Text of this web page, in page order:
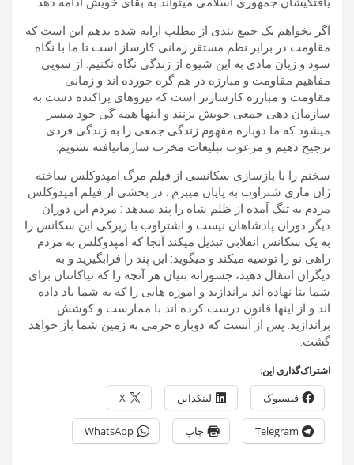
اگر بخواهم یک جمع بندی از مطلب ارایه شده بدهم این است که
مقاومت در برابر نظم مستقر زمانی کارساز است تا ما با نگاه
سود و زیان مادی به این شیوه از زندگی نگاه نکنیم. از سویی
مفاهیم مقاومت و مبارزه در هم گره خورده اند و زمانی
مقاومت و مبارزه کارسازتر است که نیروهای پراکنده دست به
سازمان دهی جمعی خویش بزنند و اینها همه گی خود میسر
میشود که ما دوباره مفهوم زندگی جمعی را به زندگی فردی
ترجیح دهیم و مرعوب تبلیغات مخرب سازمانیافته نشویم.
سخنم را با بازسازی سکانسی از فیلم مرگ امپدوکلس ساخته
ژان ماری شتراوب به پایان میبرم . در بخشی از فیلم امپدوکلس
مردم به تنگ آمده از ظلم شاه را پند میدهد : مردم این دوران
دیگر دوران پادشاهان نیست و اشتراوب با زیرکی این سکانس را
به یک سکانس انقلابی تبدیل میکند آنجا که امپدوکلس به مردم
راهی نو را توصیه میکند و میگوید: این پند را فرابگیرید و به
دیگران انتقال دهید، جسورانه بنیان هر آنچه را که نیاکانتان برای
شما بنا نهاده اند براندازید و اموزه هایی را که به شما یاد داده
اند و از اینها قانون درست کرده اند با ممارست و کوشش
براندازید. پس از آنست که دوباره خرمی به زمین شما باز خواهد
گشت.
اشتراک‌گذاری این:
فیسبوک لینکداین X
Telegram چاپ WhatsApp